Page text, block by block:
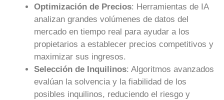
Optimización de Precios: Herramientas de IA
analizan grandes volúmenes de datos del
mercado en tiempo real para ayudar a los
propietarios a establecer precios competitivos y
maximizar sus ingresos.
Selección de Inquilinos: Algoritmos avanzados
evalúan la solvencia y la fiabilidad de los
posibles inquilinos, reduciendo el riesgo y